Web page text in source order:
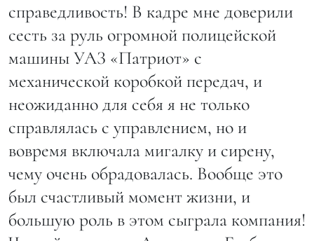
справедливость! В кадре мне доверили
сесть за руль огромной полицейской
машины УАЗ «Патриот» с
механической коробкой передач, и
неожиданно для себя я не только
справлялась с управлением, но и
вовремя включала мигалку и сирену,
чему очень обрадовалась. Вообще это
был счастливый момент жизни, и
большую роль в этом сыграла компания!